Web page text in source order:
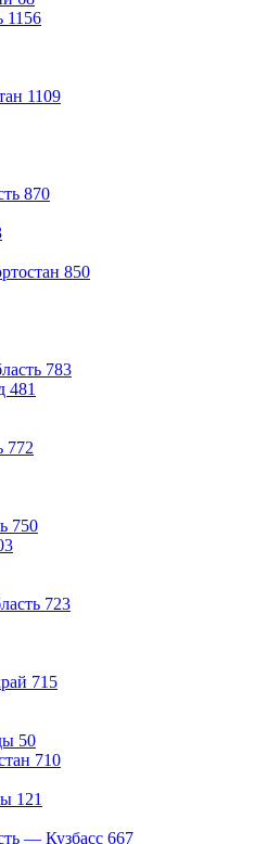
1156
1109
870
850
783
481
772
750
723
715
50
710
121
— Кузбасс 667